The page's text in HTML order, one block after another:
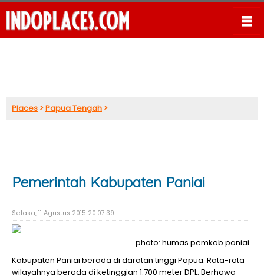
Places >Papua Tengah >
Pemerintah Kabupaten Paniai
Selasa, 11 Agustus 2015 20:07:39
photo:humas pemkab paniai
Kabupaten Paniai berada di daratan tinggi Papua. Rata-rata
wilayahnya berada di ketinggian 1.700 meter DPL. Berhawa